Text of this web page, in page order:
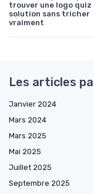
trouver une logo quiz
solution sans tricher
vraiment
Les articles
Janvier 2024
Mars 2024
Mars 2025
Mai 2025
Juillet 2025
Septembre 2025